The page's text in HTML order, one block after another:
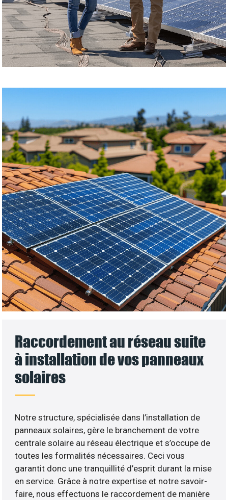
Raccordement au réseau suite
à installation de vos panneaux
solaires
Notre structure, spécialisée dans l’installation de
panneaux solaires, gère le branchement de votre
centrale solaire au réseau électrique et s’occupe de
toutes les formalités nécessaires. Ceci vous
garantit donc une tranquillité d’esprit durant la mise
en service. Grâce à notre expertise et notre savoir-
faire, nous effectuons le raccordement de manière